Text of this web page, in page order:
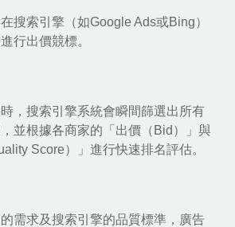
搜索引擎（如Google Ads或Bing）
行出價競標。
，搜索引擎系統會瞬間篩選出所有
並根據各商家的「出價（Bid）」與
Score）」進行快速排名評估。
需求及搜索引擎的品質標準，廣告